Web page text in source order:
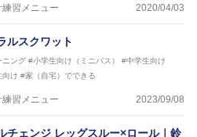
練習メニュー 2020/04/03
ルスクワット
ニング #小学生向け（ミニバス）
#中学生向け
向け #家（自宅）でできる
練習メニュー 2023/09/08
チェンジ レッグスルー×ロール｜鈴